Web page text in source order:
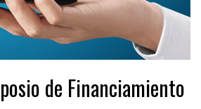
de Financiamiento